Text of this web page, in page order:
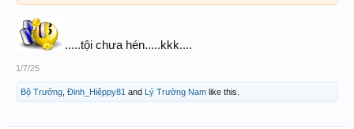
.....tội chưa hén.....kkk....
1/7/25
Bộ Trưởng Đinh_Hiệppy81 and Lý Trường Nam like this.